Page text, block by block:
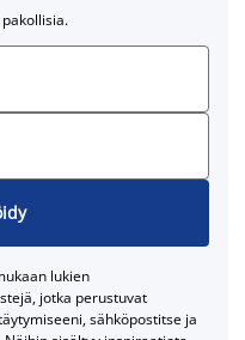
lukien
jotka perustuvat
sähköpostitse ja